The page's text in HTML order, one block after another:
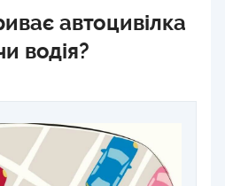
автоцивілка
водія?